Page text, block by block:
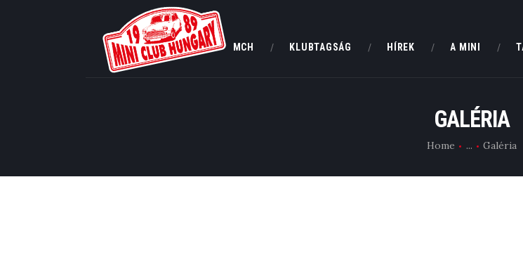
MCH KLUBTAGSÁG HÍREK A MINI
GALÉRIA
Home ... Galéria
TALÁLKOZÓK